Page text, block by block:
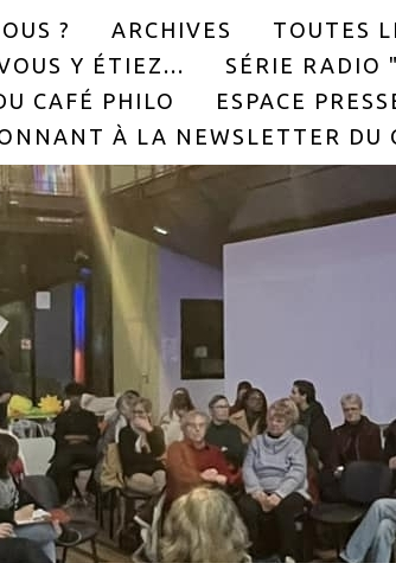
? ARCHIVES TOUTES
Y ÉTIEZ...
SÉRIE RADIO
CAFÉ PHILO
ESPACE
À LA NEWSLETTER DU